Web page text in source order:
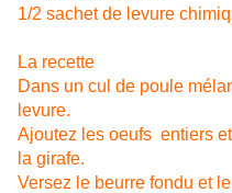
1/2 sachet de levure
La recette
Dans un cul de poule
levure.
Ajoutez les oeufs entiers
la girafe.
Versez le beurre fondu et